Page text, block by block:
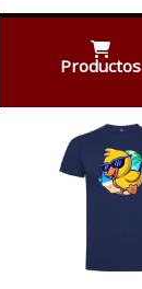
Productos
Anterior